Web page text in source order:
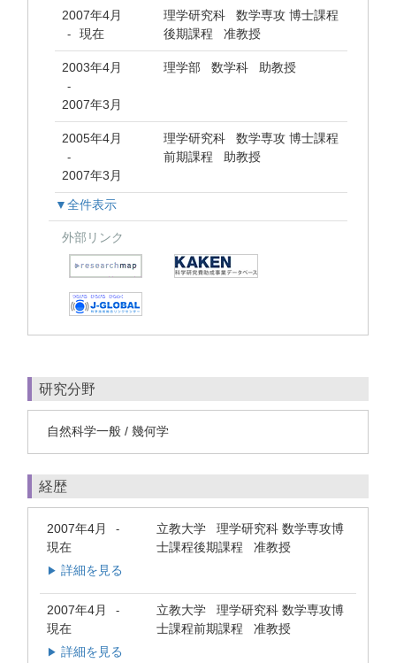
2007年4月
- 現在
理学研究科 数学専攻 博士課程
後期課程 准教授
2003年4月
-
2007年3月
理学部 数学科 助教授
2005年4月
-
2007年3月
理学研究科 数学専攻 博士課程
前期課程 助教授
▼全件表示
外部リンク
研究分野
自然科学一般 / 幾何学
経歴
2007年4月 -
現在
立教大学 理学研究科 数学専攻博
士課程後期課程 准教授
▶ 詳細を見る
2007年4月 -
現在
立教大学 理学研究科 数学専攻博
士課程前期課程 准教授
▶ 詳細を見る